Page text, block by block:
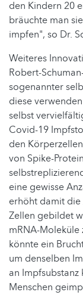
den Kindern 20
bräuchte man
impfen", so Dr.
Weiteres
Robert-
sogenannter
diese
selbst
Covid-19
den
von Spike-
eine gewisse
erhöht damit die
Zellen gebildet
mRNA-
könnte ein
um denselben
an
Menschen